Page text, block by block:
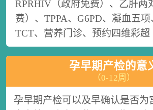
RPRHIV（政府免费）、乙肝两
费）、TPPA、G6PD、凝血五项
TCT、营养门诊、预约四维彩超
孕早期产检的意
（0-12周）
孕早期产检可以及早确认是否为